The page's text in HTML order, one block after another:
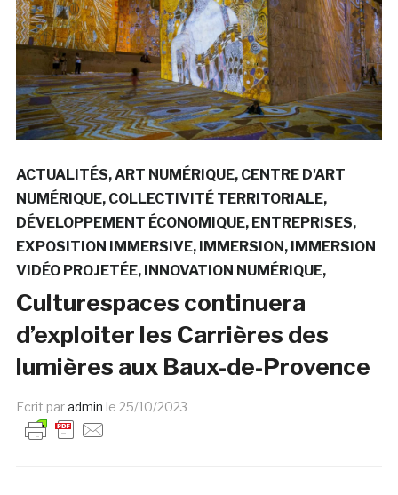
ACTUALITÉS ART NUMÉRIQUE CENTRE D'ART
NUMÉRIQUE COLLECTIVITÉ TERRITORIALE
DÉVELOPPEMENT ÉCONOMIQUE ENTREPRISES
EXPOSITION IMMERSIVE IMMERSION IMMERSION
VIDÉO PROJETÉE INNOVATION NUMÉRIQUE
Culturespaces continuera
d’exploiter les Carrières des
lumières aux Baux-de-Provence
Ecrit paradmin le 25/10/2023